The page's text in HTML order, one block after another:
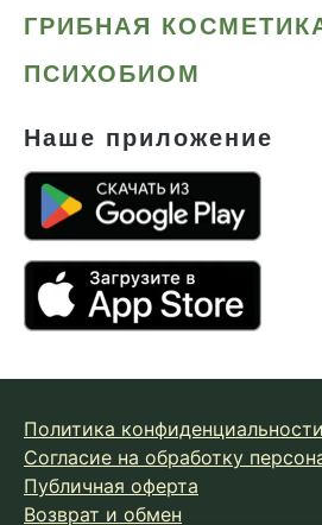
ГРИБНАЯ
ПСИХОБИОМ
Наше приложение
Политика конфиденциальности
Согласие на обработку
Публичная оферта
Возврат и обмен